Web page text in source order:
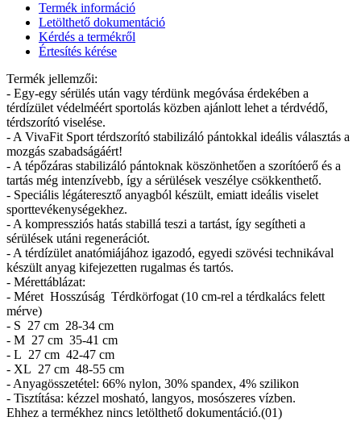
Termék információ
Letölthető dokumentáció
Kérdés a termékről
Értesítés kérése
Termék jellemzői:
- Egy-egy sérülés után vagy térdünk megóvása érdekében a
térdízület védelméért sportolás közben ajánlott lehet a térdvédő,
térdszorító viselése.
- A VivaFit Sport térdszorító stabilizáló pántokkal ideális választás a
mozgás szabadságáért!
- A tépőzáras stabilizáló pántoknak köszönhetően a szorítóerő és a
tartás még intenzívebb, így a sérülések veszélye csökkenthető.
- Speciális légáteresztő anyagból készült, emiatt ideális viselet
sporttevékenységekhez.
- A kompressziós hatás stabillá teszi a tartást, így segítheti a
sérülések utáni regenerációt.
- A térdízület anatómiájához igazodó, egyedi szövési technikával
készült anyag kifejezetten rugalmas és tartós.
- Mérettáblázat:
- Méret Hosszúság Térdkörfogat (10 cm-rel a térdkalács felett
mérve)
- S 27 cm 28-34 cm
- M 27 cm 35-41 cm
- L 27 cm 42-47 cm
- XL 27 cm 48-55 cm
- Anyagösszetétel: 66% nylon, 30% spandex, 4% szilikon
- Tisztítása: kézzel mosható, langyos, mosószeres vízben.
Ehhez a termékhez nincs letölthető dokumentáció.(01)